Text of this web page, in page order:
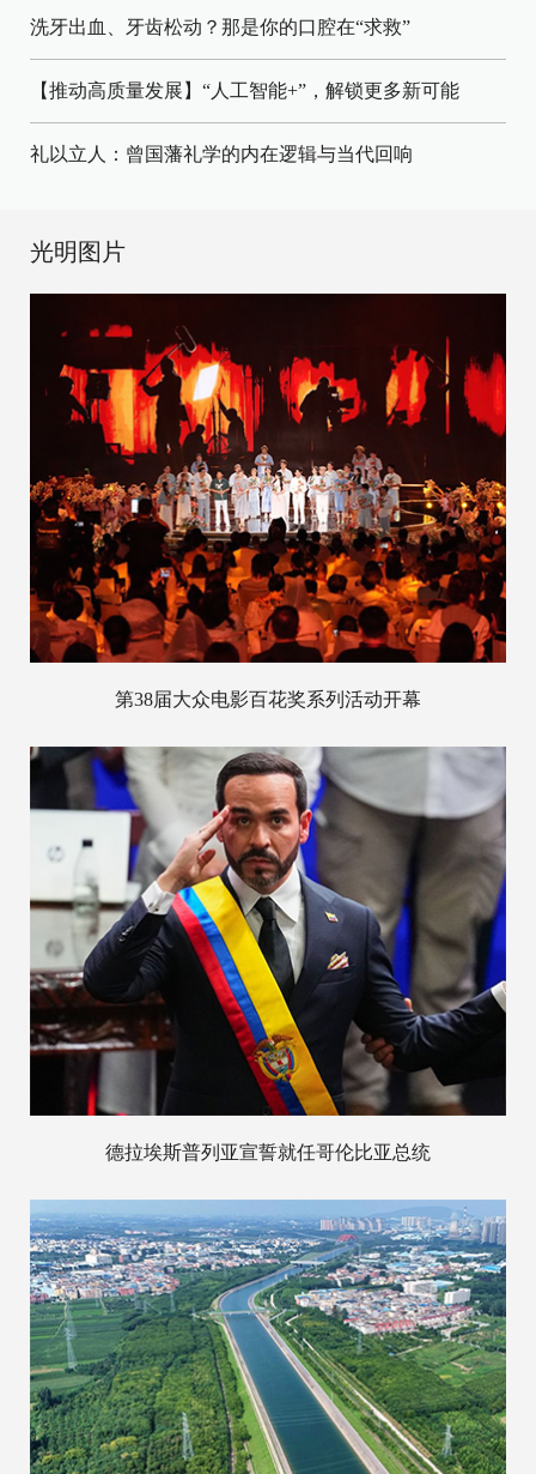
洗牙出血、牙齿松动？那是你的口腔在“求救”
【推动高质量发展】“人工智能+”，解锁更多新可能
礼以立人：曾国藩礼学的内在逻辑与当代回响
光明图片
第38届大众电影百花奖系列活动开幕
德拉埃斯普列亚宣誓就任哥伦比亚总统